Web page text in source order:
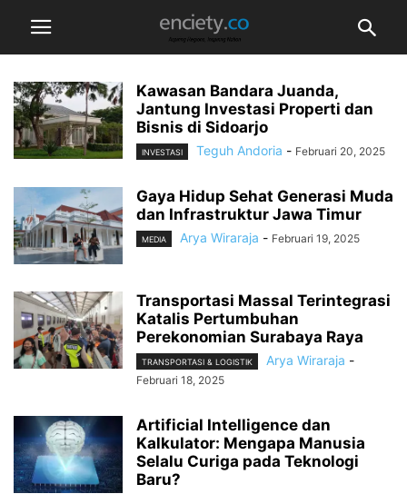
Kawasan Bandara Juanda,
Jantung Investasi Properti dan
Bisnis di Sidoarjo
INVESTASI Teguh Andoria - Februari 20, 2025
Gaya Hidup Sehat Generasi Muda
dan Infrastruktur Jawa Timur
MEDIA Arya Wiraraja - Februari 19, 2025
Transportasi Massal Terintegrasi
Katalis Pertumbuhan
Perekonomian Surabaya Raya
TRANSPORTASI & LOGISTIK Arya Wiraraja -
Februari 18, 2025
Artificial Intelligence dan
Kalkulator: Mengapa Manusia
Selalu Curiga pada Teknologi
Baru?